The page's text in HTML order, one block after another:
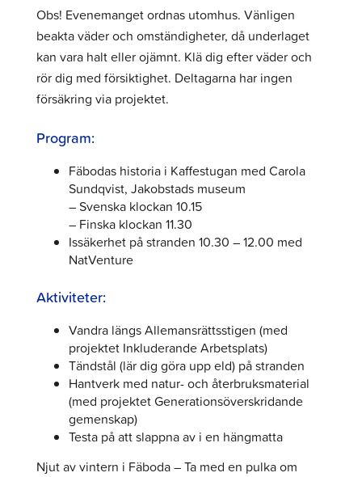
Obs! Evenemanget ordnas utomhus. Vänligen
beakta väder och omständigheter, då underlaget
kan vara halt eller ojämnt. Klä dig efter väder och
rör dig med försiktighet. Deltagarna har ingen
försäkring via projektet.
Program:
Fäbodas historia i Kaffestugan med Carola
Sundqvist, Jakobstads museum
– Svenska klockan 10.15
– Finska klockan 11.30
Issäkerhet på stranden 10.30 – 12.00 med
NatVenture
Aktiviteter:
Vandra längs Allemansrättsstigen (med
projektet Inkluderande Arbetsplats)
Tändstål (lär dig göra upp eld) på stranden
Hantverk med natur- och återbruksmaterial
(med projektet Generationsöverskridande
gemenskap)
Testa på att slappna av i en hängmatta
Njut av vintern i Fäboda – Ta med en pulka om